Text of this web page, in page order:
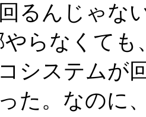
るんじゃな
やらなくても
システムが
た。なのに